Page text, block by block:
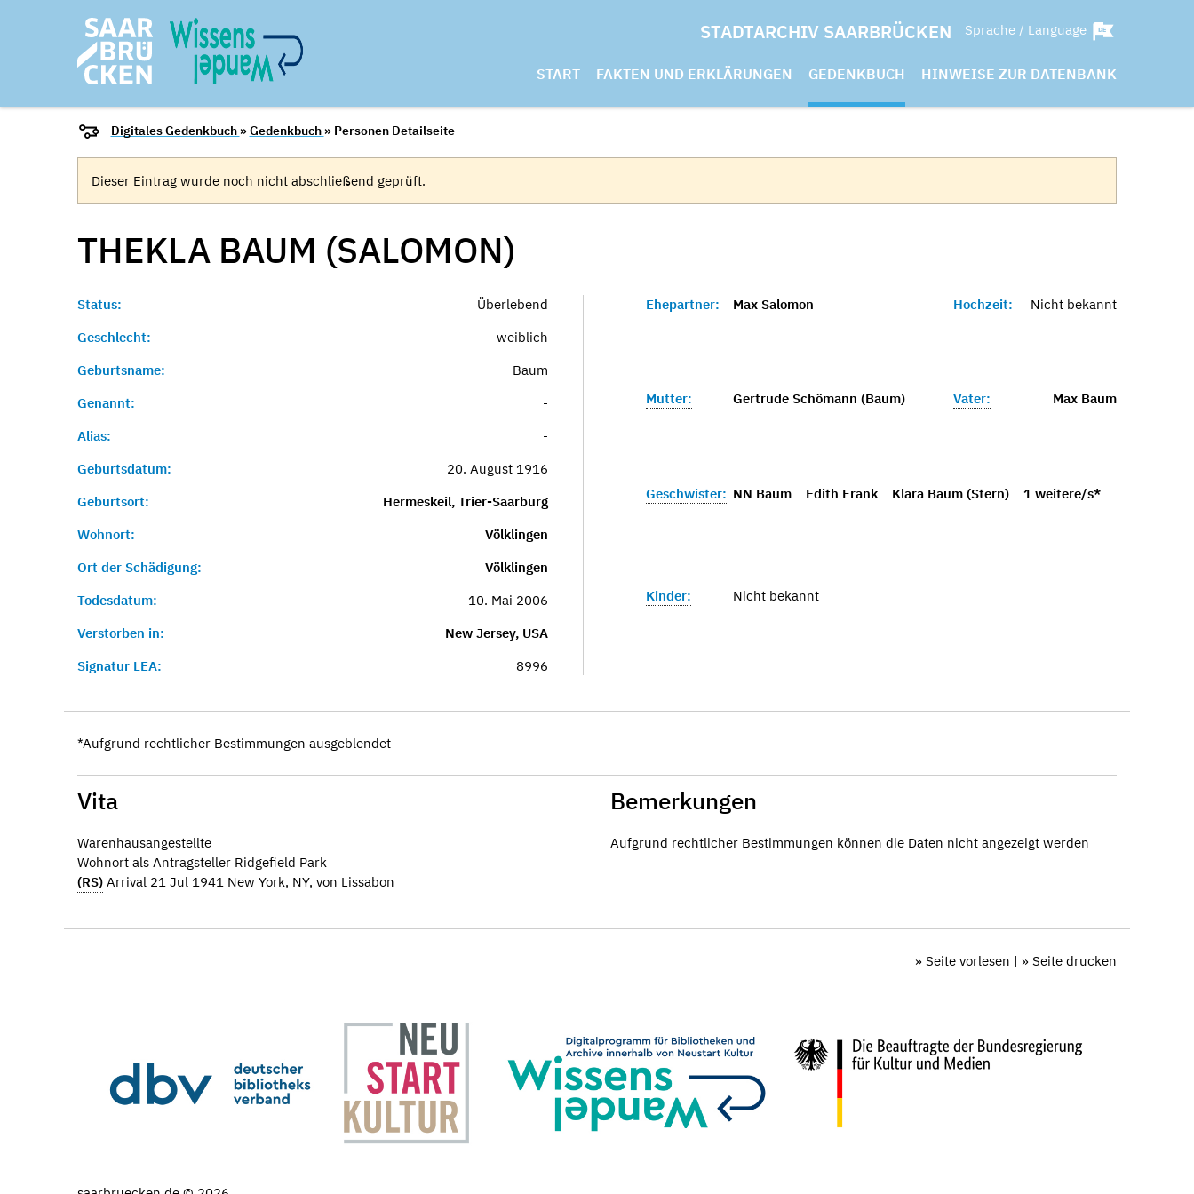
STADTARCHIV SAARBRÜCKEN Sprache / Language
START FAKTEN UND ERKLÄRUNGEN GEDENKBUCH HINWEISE ZUR DATENBANK
Digitales Gedenkbuch »Gedenkbuch » Personen Detailseite
Dieser Eintrag wurde noch nicht abschließend geprüft.
THEKLA BAUM (SALOMON)
Status:
Überlebend
Geschlecht:
weiblich
Geburtsname:
Baum
Genannt:
-
Alias:
-
Geburtsdatum:
20. August 1916
Geburtsort:
Hermeskeil, Trier-Saarburg
Wohnort:
Völklingen
Ort der Schädigung:
Völklingen
Todesdatum:
10. Mai 2006
Verstorben in:
New Jersey, USA
Signatur LEA:
8996
Ehepartner: Max Salomon Hochzeit: Nicht bekannt
Mutter: Gertrude Schömann (Baum) Vater: Max Baum
Geschwister: NN Baum Edith Frank Klara Baum (Stern) 1 weitere/s*
Kinder: Nicht bekannt
*Aufgrund rechtlicher Bestimmungen ausgeblendet
Vita
Warenhausangestellte
Wohnort als Antragsteller Ridgefield Park
(RS) Arrival 21 Jul 1941 New York, NY, von Lissabon
Bemerkungen
Aufgrund rechtlicher Bestimmungen können die Daten nicht angezeigt werden
» Seite vorlesen | » Seite drucken